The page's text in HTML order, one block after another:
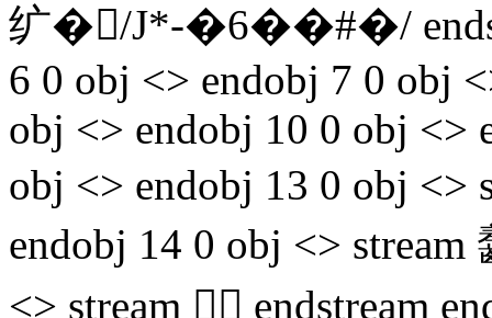
纩�/J*-�6��#�/
6 0 obj <> endobj 7 0 obj
obj <> endobj 10 0 obj <>
obj <> endobj 13 0 obj <>
endobj 14 0 obj <> stream
<> stream  endstream